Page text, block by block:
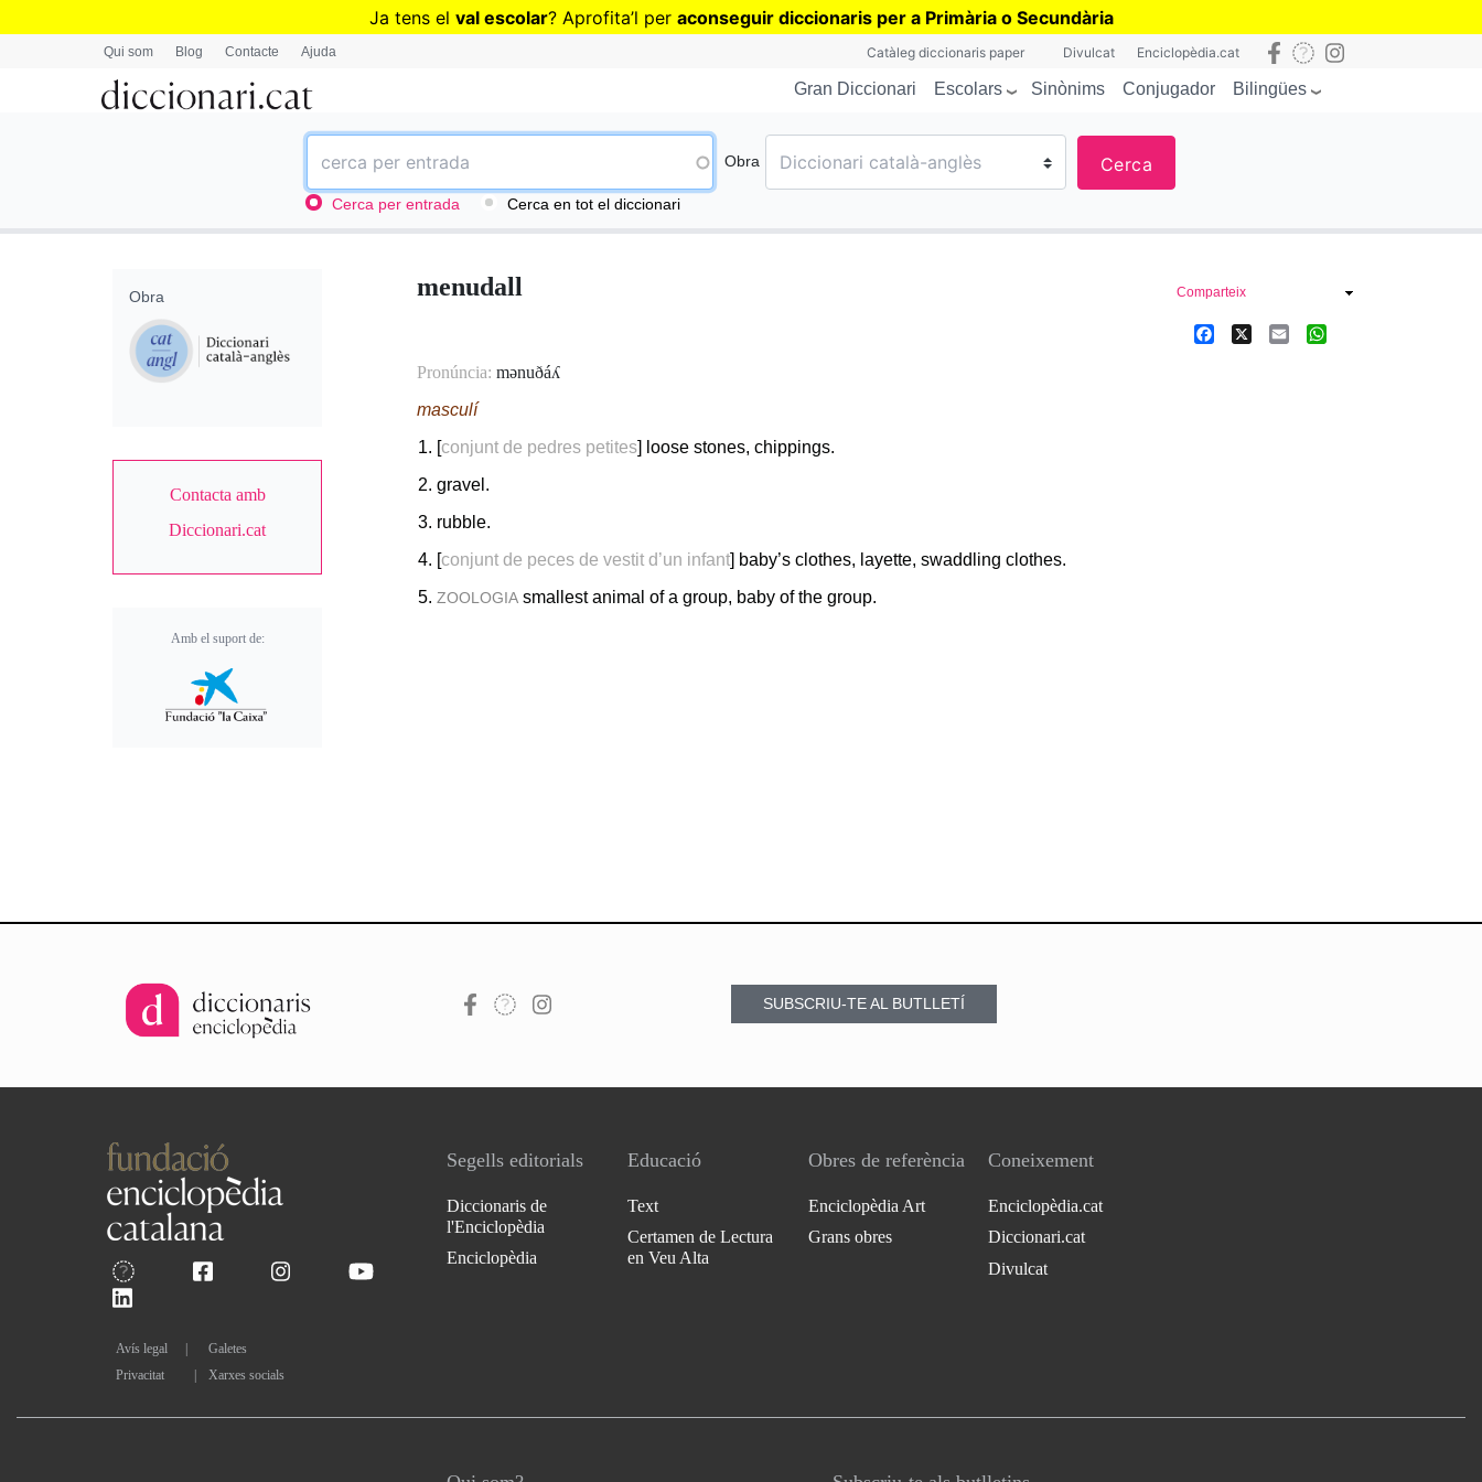
Vés
Ja tens el val escolar? Aprofita’l per aconseguir diccionaris per a Primària o Secundària
Qui som Blog Contacte Ajuda Catàleg diccionaris paper Divulcat Enciclopèdia.cat
Gran Diccionari Escolars Sinònims Conjugador Bilingües
Obra Cerca
Cerca per entrada Cerca en tot el diccionari
menudall
Pronúncia:mənuðáʎ
masculí
[conjunt de pedres petites] loose stones, chippings.
gravel.
rubble.
[conjunt de peces de vestit d’un infant] baby’s clothes, layette, swaddling clothes.
ZOOLOGIA smallest animal of a group, baby of the group.
Obra
Contacta amb
Diccionari.cat
Amb el suport de:
Comparteix
Facebook Email
SUBSCRIU-TE AL BUTLLETÍ
Avís legal
Galetes
Privacitat
| Xarxes socials
Segells editorials
Diccionaris de
l'Enciclopèdia
Enciclopèdia
Educació
Text
Certamen de Lectura
en Veu Alta
Obres de referència
Enciclopèdia Art
Grans obres
Coneixement
Enciclopèdia.cat
Diccionari.cat
Divulcat